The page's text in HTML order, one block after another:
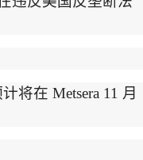
将在 Metsera 11 月